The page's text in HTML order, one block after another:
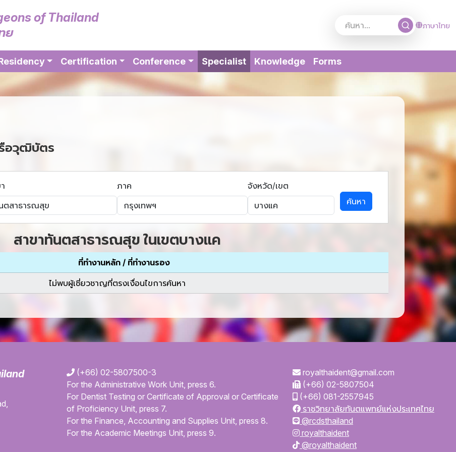
of Thailand
ย
ภาษาไทย
Certification Conference Specialist(current)
Knowledge Forms
อวุฒิบัตร
ภาค
จังหวัด/เขต
ค้นหา
สาขาทันตสาธารณสุข ในเขตบางแค
ที่ทำงานหลัก / ที่ทำงานรอง
ไม่พบผู้เชี่ยวชาญที่ตรงเงื่อนไขการค้นหา
(+66) 02-5807500-3
For the Administrative Work Unit, press 6.
For Dentist Testing or Certificate of Approval or Certificate
of Proficiency Unit, press 7.
For the Finance, Accounting and Supplies Unit, press 8.
For the Academic Meetings Unit, press 9.
royalthaident@gmail.com
(+66) 02-5807504
(+66) 081-2557945
ราชวิทยาลัยทันตแพทย์แห่งประเทศไทย
@rcdsthailand
royalthaident
@royalthaident